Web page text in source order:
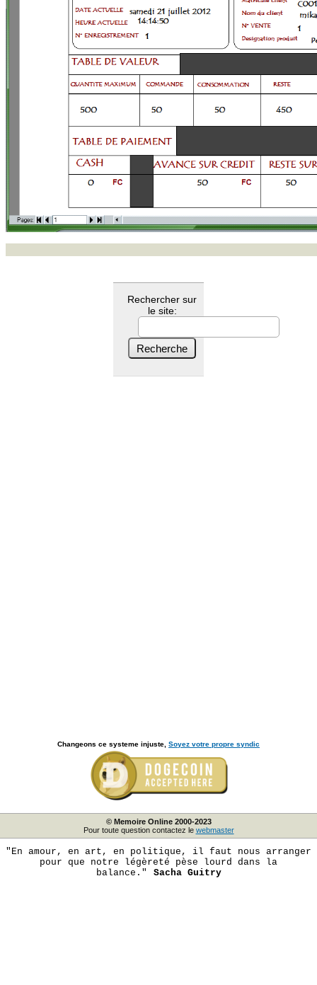
Rechercher sur
le site:
Changeons ce systeme injuste, Soyez votre propre syndic
© Memoire Online 2000-2023
Pour toute question contactez le webmaster
"En amour, en art, en politique, il faut nous arranger
pour que notre légèreté pèse lourd dans la
balance."
Sacha Guitry